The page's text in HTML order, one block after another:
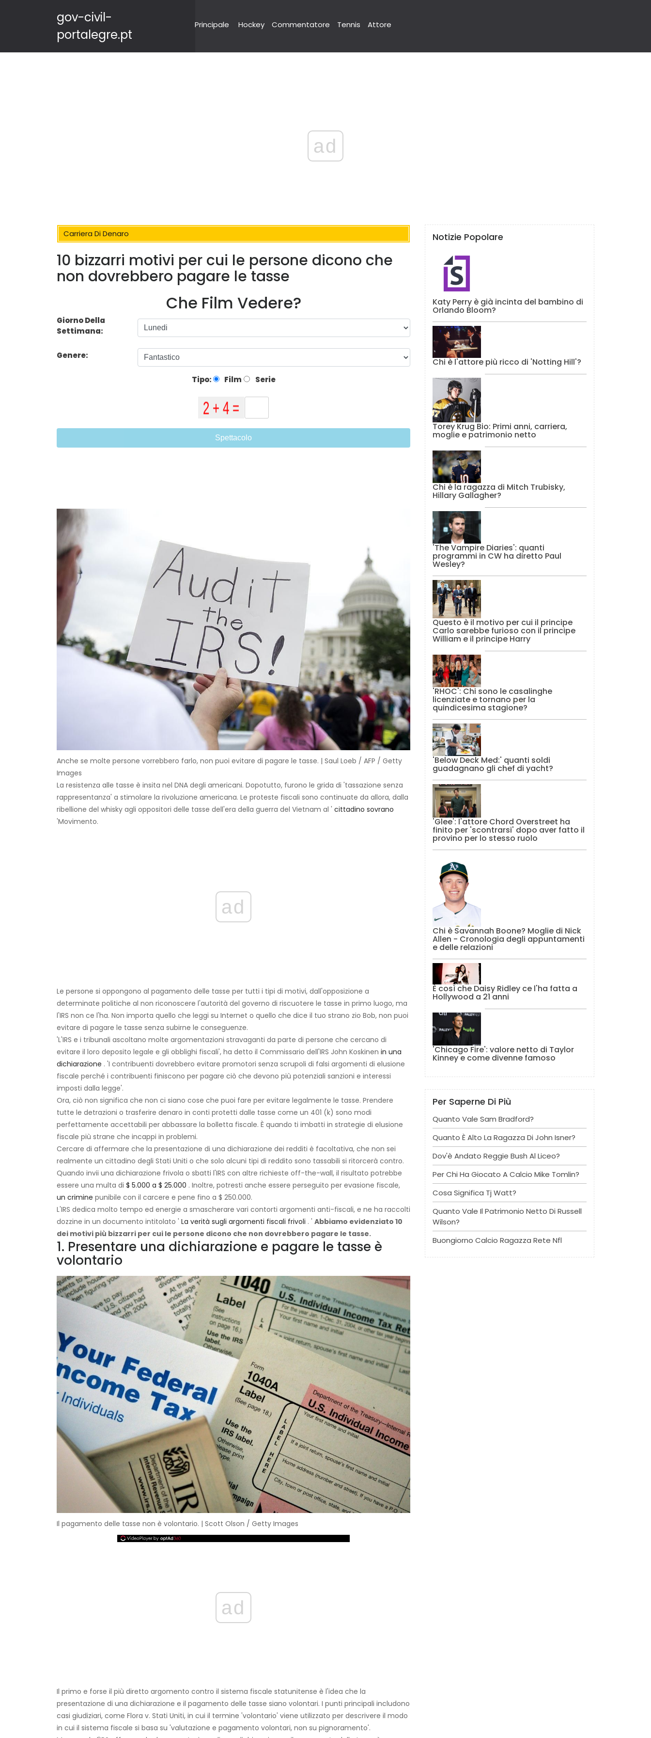
gov-civil-
portalegre.pt
Principale Hockey Commentatore Tennis Attore
ad
Carriera Di Denaro
10 bizzarri motivi per cui le persone dicono che
non dovrebbero pagare le tasse
Che Film Vedere?
Giorno Della
Settimana:
Genere:
Tipo: Film Serie
Spettacolo
Anche se molte persone vorrebbero farlo, non puoi evitare di pagare le tasse. | Saul Loeb / AFP / Getty
Images
La resistenza alle tasse è insita nel DNA degli americani. Dopotutto, furono le grida di 'tassazione senza
rappresentanza' a stimolare la rivoluzione americana. Le proteste fiscali sono continuate da allora, dalla
ribellione del whisky agli oppositori delle tasse dell'era della guerra del Vietnam al ' cittadino sovrano
'Movimento.
ad
Le persone si oppongono al pagamento delle tasse per tutti i tipi di motivi, dall'opposizione a
determinate politiche al non riconoscere l'autorità del governo di riscuotere le tasse in primo luogo, ma
l'IRS non ce l'ha. Non importa quello che leggi su Internet o quello che dice il tuo strano zio Bob, non puoi
evitare di pagare le tasse senza subirne le conseguenze.
'L'IRS e i tribunali ascoltano molte argomentazioni stravaganti da parte di persone che cercano di
evitare il loro deposito legale e gli obblighi fiscali', ha detto il Commissario dell'IRS John Koskinen in una
dichiarazione . 'I contribuenti dovrebbero evitare promotori senza scrupoli di falsi argomenti di elusione
fiscale perché i contribuenti finiscono per pagare ciò che devono più potenziali sanzioni e interessi
imposti dalla legge'.
Ora, ciò non significa che non ci siano cose che puoi fare per evitare legalmente le tasse. Prendere
tutte le detrazioni o trasferire denaro in conti protetti dalle tasse come un 401 (k) sono modi
perfettamente accettabili per abbassare la bolletta fiscale. È quando ti imbatti in strategie di elusione
fiscale più strane che incappi in problemi.
Cercare di affermare che la presentazione di una dichiarazione dei redditi è facoltativa, che non sei
realmente un cittadino degli Stati Uniti o che solo alcuni tipi di reddito sono tassabili si ritorcerà contro.
Quando invii una dichiarazione frivola o sbatti l'IRS con altre richieste off-the-wall, il risultato potrebbe
essere una multa di $ 5.000 a $ 25.000 . Inoltre, potresti anche essere perseguito per evasione fiscale,
un crimine punibile con il carcere e pene fino a $ 250.000.
L'IRS dedica molto tempo ed energie a smascherare vari contorti argomenti anti-fiscali, e ne ha raccolti
dozzine in un documento intitolato ' La verità sugli argomenti fiscali frivoli . ' Abbiamo evidenziato 10
dei motivi più bizzarri per cui le persone dicono che non dovrebbero pagare le tasse.
1. Presentare una dichiarazione e pagare le tasse è
volontario
Il pagamento delle tasse non è volontario. | Scott Olson / Getty Images
ad
Il primo e forse il più diretto argomento contro il sistema fiscale statunitense è l'idea che la
presentazione di una dichiarazione e il pagamento delle tasse siano volontari. I punti principali includono
casi giudiziari, come Flora v. Stati Uniti, in cui il termine 'volontario' viene utilizzato per descrivere il modo
in cui il sistema fiscale si basa su 'valutazione e pagamento volontari, non su pignoramento'.
Notizie Popolare
Katy Perry è già incinta del bambino di
Orlando Bloom?
Chi è l'attore più ricco di 'Notting Hill'?
Torey Krug Bio: Primi anni, carriera,
moglie e patrimonio netto
Chi è la ragazza di Mitch Trubisky,
Hillary Gallagher?
'The Vampire Diaries': quanti
programmi in CW ha diretto Paul
Wesley?
Questo è il motivo per cui il principe
Carlo sarebbe furioso con il principe
William e il principe Harry
'RHOC': Chi sono le casalinghe
licenziate e tornano per la
quindicesima stagione?
'Below Deck Med:' quanti soldi
guadagnano gli chef di yacht?
'Glee': l'attore Chord Overstreet ha
finito per 'scontrarsi' dopo aver fatto il
provino per lo stesso ruolo
Chi è Savannah Boone? Moglie di Nick
Allen - Cronologia degli appuntamenti
e delle relazioni
È così che Daisy Ridley ce l'ha fatta a
Hollywood a 21 anni
'Chicago Fire': valore netto di Taylor
Kinney e come divenne famoso
Per Saperne Di Più
Quanto Vale Sam Bradford?
Quanto È Alto La Ragazza Di John Isner?
Dov'è Andato Reggie Bush Al Liceo?
Per Chi Ha Giocato A Calcio Mike Tomlin?
Cosa Significa Tj Watt?
Quanto Vale Il Patrimonio Netto Di Russell
Wilson?
Buongiorno Calcio Ragazza Rete Nfl